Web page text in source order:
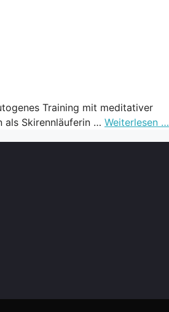
Training mit meditativer
als Skirennläuferin … Weiterlesen …